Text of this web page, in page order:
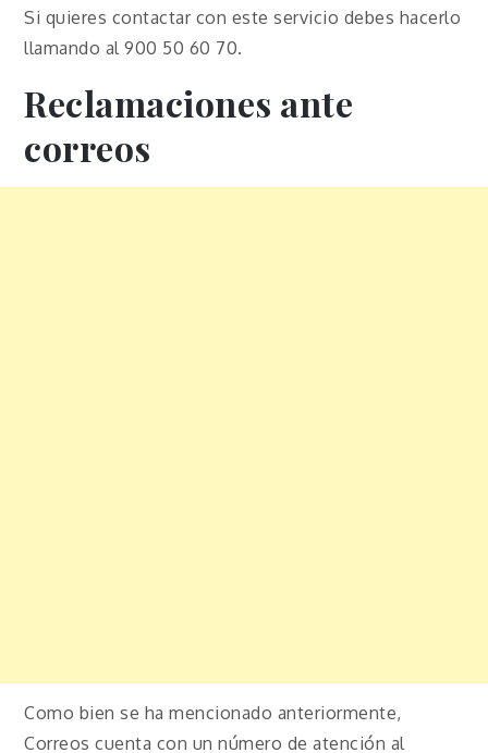
Si quieres contactar con este servicio debes hacerlo
llamando al 900 50 60 70.
Reclamaciones ante
correos
Como bien se ha mencionado anteriormente,
Correos cuenta con un número de atención al